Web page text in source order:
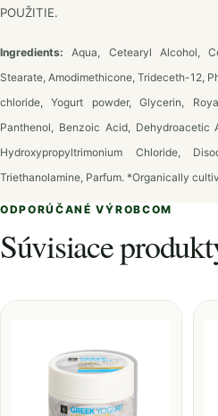
POUŽITIE.
Ingredients: Aqua, Cetearyl Alcohol,
Stearate, Amodimethicone, Trideceth-12,
chloride, Yogurt powder, Glycerin,
Panthenol, Benzoic Acid, Dehydroacetic
Hydroxypropyltrimonium Chloride,
Triethanolamine, Parfum. *Οrganically
ODPORÚČANÉ VÝROBCOM
Súvisiace